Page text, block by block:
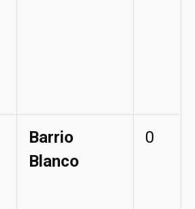
Barrio
Blanco
0